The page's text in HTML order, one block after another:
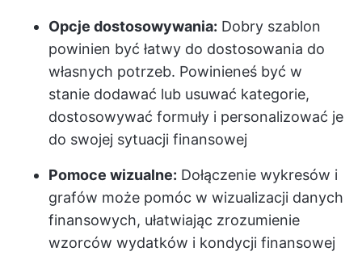
Opcje dostosowywania: Dobry szablon
powinien być łatwy do dostosowania do
własnych potrzeb. Powinieneś być w
stanie dodawać lub usuwać kategorie,
dostosowywać formuły i personalizować je
do swojej sytuacji finansowej
Pomoce wizualne: Dołączenie wykresów i
grafów może pomóc w wizualizacji danych
finansowych, ułatwiając zrozumienie
wzorców wydatków i kondycji finansowej